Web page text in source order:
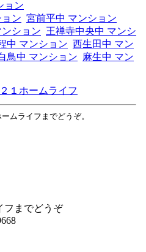
ョン
ン 宮前平中 マンション
ション 王禅寺中央中 マンシ
中 マンション 西生田中 マン
鳥中 マンション 麻生中 マン
１ホームライフ
ムライフまでどうぞ。
フまでどうぞ